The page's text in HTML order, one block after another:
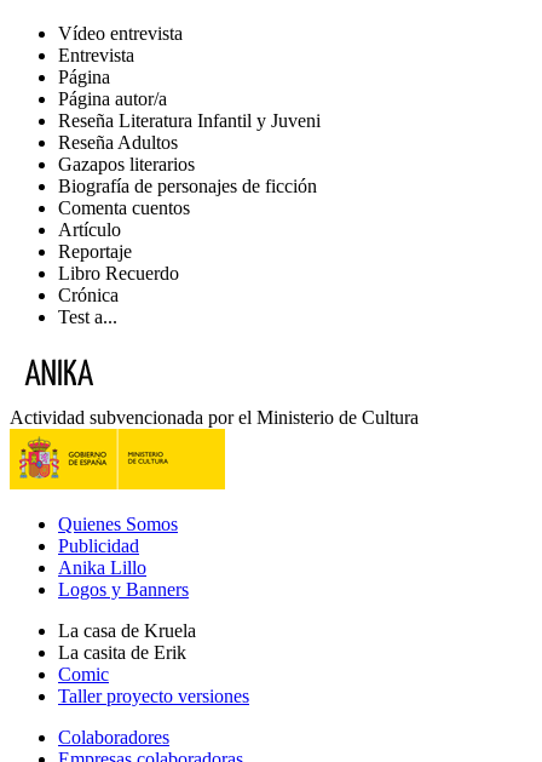
Vídeo entrevista
Entrevista
Página
Página autor/a
Reseña Literatura Infantil y Juveni
Reseña Adultos
Gazapos literarios
Biografía de personajes de ficción
Comenta cuentos
Artículo
Reportaje
Libro Recuerdo
Crónica
Test a...
Actividad subvencionada por el Ministerio de Cultura
Quienes Somos
Publicidad
Anika Lillo
Logos y Banners
La casa de Kruela
La casita de Erik
Comic
Taller proyecto versiones
Colaboradores